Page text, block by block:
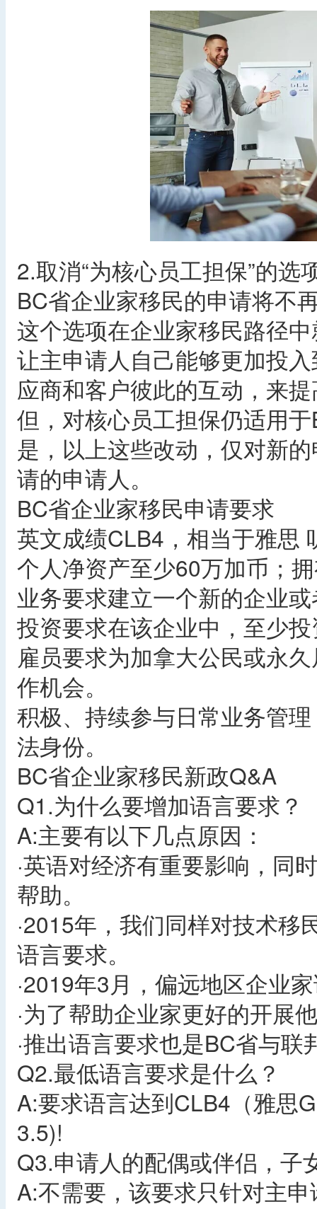
2.取消“为核心员工担保”的选
BC省企业家移民的申请将不
这个选项在企业家移民路径
让主申请人自己能够更加投
应商和客户彼此的互动，来
但，对核心员工担保仍适用
是，以上这些改动，仅对新
请的申请人。
BC省企业家移民申请要求
英文成绩CLB4，相当于雅思
个人净资产至少60万加币；
业务要求建立一个新的企业
投资要求在该企业中，至少
雇员要求为加拿大公民或永
作机会。
积极、持续参与日常业务管
法身份。
BC省企业家移民新政Q&A
Q1.为什么要增加语言要求？
A:主要有以下几点原因：
·英语对经济有重要影响，同
帮助。
·2015年，我们同样对技术
语言要求。
·2019年3月，偏远地区企业
·为了帮助企业家更好的开展
·推出语言要求也是BC省与联
Q2.最低语言要求是什么？
A:要求语言达到CLB4（雅思
3.5)!
Q3.申请人的配偶或伴侣，子
A:不需要，该要求只针对主